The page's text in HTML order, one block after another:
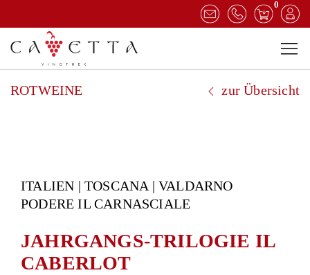
0
ROTWEINE zur Übersicht
ITALIEN | TOSCANA | VALDARNO
PODERE IL CARNASCIALE
JAHRGANGS-TRILOGIE IL
CABERLOT